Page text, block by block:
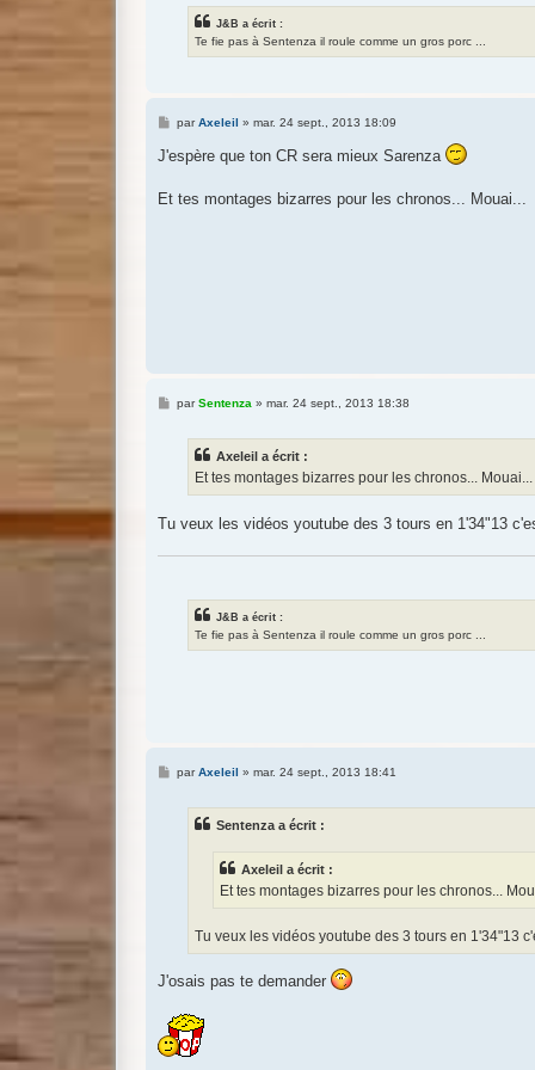
J&B a écrit :
Te fie pas à Sentenza il roule comme un gros porc ...
M
s
g
e
parAxeleil » mar. 24 sept., 2013 18:09
J'espère que ton CR sera mieux Sarenza
Et tes montages bizarres pour les chronos... Mouai...
MparSentenza » mar. 24 sept., 2013 18:38
Axeleil a écrit :
Et tes montages bizarres pour les chronos... Mouai...
Tu veux les vidéos youtube des 3 tours en 1'34"13
J&B a écrit :
Te fie pas à Sentenza il roule comme un gros porc ...
MparAxeleil » mar. 24 sept., 2013 18:41
Sentenza a écrit :
Axeleil a écrit :
Et tes montages bizarres pour les chronos...
Tu veux les vidéos youtube des 3 tours en 1'34"13
J'osais pas te demander